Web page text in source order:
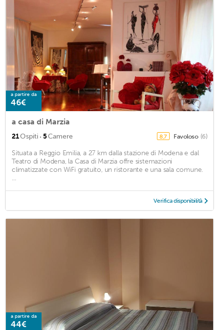
a partire da
46€
a casa di Marzia
21Ospiti · 5Camere 8,7 Favoloso (6)
Situata a Reggio Emilia, a 27 km dalla stazione di Modena e dal
Teatro di Modena, la Casa di Marzia offre sistemazioni
climatizzate con WiFi gratuito, un ristorante e una sala comune.
...
Verifica disponibilità
a partire da
44€